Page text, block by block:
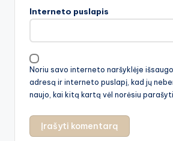
Interneto puslapis
Noriu savo interneto naršyklėje
adresą ir interneto puslapį, kad jų
naujo, kai kitą kartą vėl norėsiu